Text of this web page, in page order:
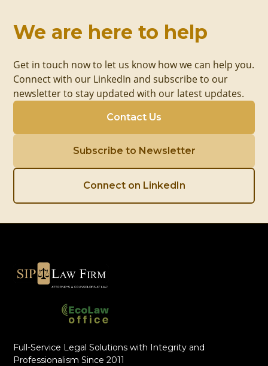
We are here to help
Get in touch now to let us know how we can help you.
Connect with our LinkedIn and subscribe to our
newsletter to stay updated with our latest updates.
Contact Us
Subscribe to Newsletter
Connect on LinkedIn
Full-Service Legal Solutions with Integrity and
Professionalism Since 2011